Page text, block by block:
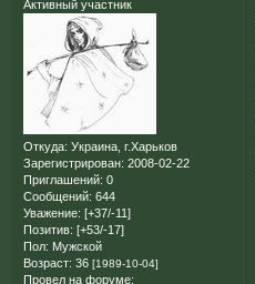
Активный участник
Откуда: Украина, г.Харьков
Зарегистрирован: 2008-02-22
Приглашений: 0
Сообщений: 644
Уважение: [+37/-11]
Позитив: [+53/-17]
Пол: Мужской
Возраст: 36 [1989-10-04]
Провел на форуме: